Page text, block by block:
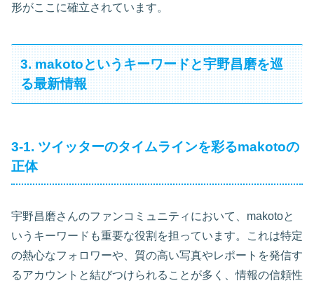
形がここに確立されています。
3. makotoというキーワードと宇野昌磨を巡
る最新情報
3-1. ツイッターのタイムラインを彩るmakotoの
正体
宇野昌磨さんのファンコミュニティにおいて、makotoと
いうキーワードも重要な役割を担っています。これは特定
の熱心なフォロワーや、質の高い写真やレポートを発信す
るアカウントと結びつけられることが多く、情報の信頼性